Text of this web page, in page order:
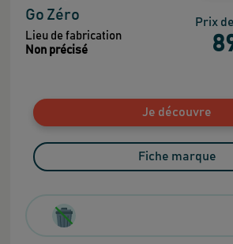
Prix
Go Zéro
Lieu de fabrication
Non précisé
Je découvre
Fiche marque